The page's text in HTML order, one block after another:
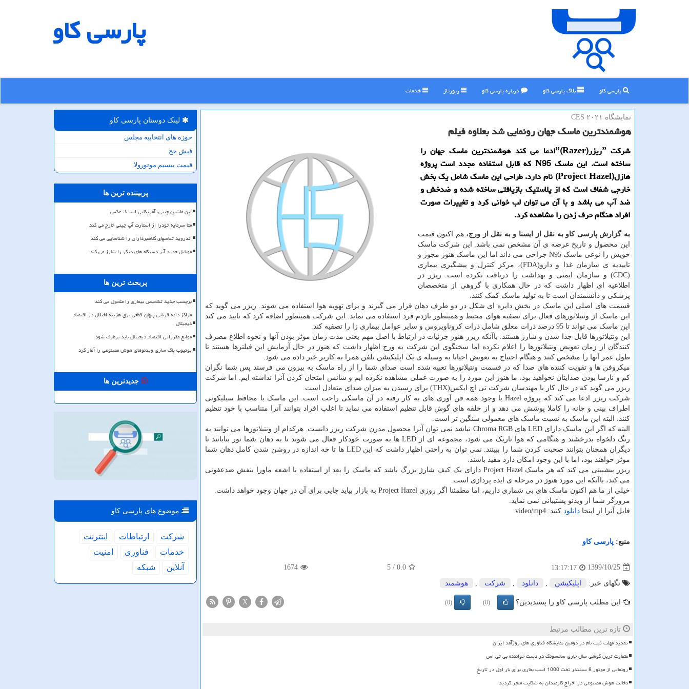
پارسی كاو
پارسی کاو بلاگ پارسی كاو درباره پارسی كاو رپورتاژ خدمات
نمایشگاه CES ۲۰۲۱
هوشمندترین ماسك جهان رونمایی شد بعلاوه فیلم
شرکت ˮریزرˮ(Razer)ادعا می کند هوشمندترین ماسک جهان را
ساخته است. این ماسک N95 که قابل استفاده مجدد است پروژه
هازل(Project Hazel) نام دارد. طراحی این ماسک شامل یک بخش
خارجی شفاف است که از پلاستیک بازیافتی ساخته شده و ضدخش و
ضد آب می باشد و با آن می توان لب خوانی کرد و تغییرات صورت
افراد هنگام حرف زدن را مشاهده کرد.
به گزارش پارسی کاو به نقل از ایسنا و به نقل از ورج،هم اکنون قیمت
این محصول و تاریخ عرضه ی آن مشخص نمی باشد. این شرکت ماسک
خویش را نوعی ماسک N95 جراحی می داند اما این ماسک هنوز مجوز و
تاییدیه ی سازمان غذا و دارو(FDA)، مرکز کنترل و پیشگیری بیماری
(CDC) و سازمان ایمنی و بهداشت را دریافت نکرده است. ریزر در
اطلاعیه ای اظهار داشت که در حال همکاری با گروهی از متخصصان
پزشکی و دانشمندان است تا به تولید ماسک کمک کنند.
قسمت های اصلی این ماسک در بخش دایره ای شکل در دو طرف دهان قرار می گیرند و برای تهویه هوا استفاده می شوند. ریزر می گوید که
این ماسک از ونتیلاتورهای فعال برای تصفیه هوای محیط و همینطور بازدم فرد استفاده می نماید. این شرکت همینطور اضافه کرد که تایید می کند
این ماسک می تواند تا 95 درصد ذرات معلق شامل ذرات کروناویروس و سایر عوامل بیماری زا را تصفیه کند.
این ونتیلاتورها قابل جدا شدن و شارژ هستند. باآنکه ریزر هنوز جزئیات در ارتباط با اصل مهم یعنی مدت زمان موثر بودن آنها و نحوه اطلاع مصرف
کنندگان از زمان تعویض ونتیلاتورها را اعلام نکرده اما سخنگوی این شرکت به ورج اظهار داشت که هنوز در حال آزمایش این فیلترها هستند تا
طول عمر آنها را مشخص کنند و هنگام احتیاج به تعویض احیانا به وسیله ی یک اپلیکیشن تلفن همرا به کاربر خبر داده می شود.
میکروفن ها و تقویت کننده های صدا که در قسمت ونتیلاتورها تعبیه شده است صدای شما را از راه ماسک به بیرون می فرستد پس شما نگران
کم و نارسا بودن صدایتان نخواهید بود. ما هنوز این مورد را به صورت عملی مشاهده نکرده ایم و شانس امتحان کردن آنرا نداشته ایم. اما شرکت
ریزر می گوید که در حال کار با مهندسان شرکت تی اچ ایکس(THX) برای رسیدن به میزان صدای متعادل است.
شرکت ریزر ادعا می کند که پروژه Hazel با وجود همه فن آوری های به کار رفته در آن ماسکی راحت است. این ماسک با محافظ سیلیکونی
اطراف بینی و چانه را کاملا پوشش می دهد و از حلقه های گوش قابل تنظیم استفاده می نماید تا اغلب افراد بتوانند آنرا متناسب با خود تنظیم
کنند. البته این ماسک به نسبت ماسک های معمولی سنگین تر است.
البته که اگر این ماسک دارای LED های Chroma RGB نباشد نمی توان آنرا محصول مدرن شرکت ریزر دانست. هرکدام از ونتیلاتورها می توانند به
رنگ دلخواه بدرخشند و هنگامی که هوا تاریک می شود، مجموعه ای از LED ها به صورت خودکار فعال می شوند تا به دهان شما نور بتابانند تا
دیگران همچنان بتوانند صحبت کردن شما را ببینند. نمی توان به راحتی اظهار داشت که این LED ها تا چه اندازه در روشن شدن کامل دهان شما
موثر خواهند بود، اما با این وجود امکان دارد مفید باشند.
ریزر پیشبینی می کند که هر ماسک Project Hazel دارای یک کیف شارژ بزرگ باشد که ماسک را بعد از استفاده با اشعه ماورا بنفش ضدعفونی
می کند، باآنکه این مورد هنوز در مرحله ی ایده پردازی است.
خیلی از ما هم اکنون ماسک های بی شماری داریم، اما مطمئنا اگر روزی Project Hazel به بازار بیاید جایی برای آن در جهان وجود خواهد داشت.
مرورگر شما از ویدئو پشتیبانی نمی نماید.
فایل آنرا از اینجا دانلود کنید: video/mp4
منبع: پارسی كاو
1399/10/25
13:17:17
0.0
/ 5
1674
تگهای خبر: اپلیكیشن دانلود شركت هوشمند
این مطلب پارسی کاو را پسندیدین؟ (0)
(0)
X
تازه ترین مطالب مرتبط
تمدید مهلت ثبت نام در دومین نمایشگاه فناوری های روزآمد ایران
متفاوت ترین گوشی سال جاری سامسونگ در دست خواننده بی تی اس
رونمایی از موتور 8 سیلندر تخت 1000 اسب بخاری برای بار اول در تاریخ
دخالت هوش مصنوعی در اخراج کارمندان به شکایت منجر گردید
لینک دوستان پارسی كاو
حوزه های انتخابیه مجلس
فیش حج
قیمت بیسیم موتورولا
پربیننده ترین ها
این ماشین چینی، آمریکایی است!، عکس
متا سرمایه خودرا از استارت آپ چینی خارج می کند
اندروید تماسهای کلاهبرداران را شناسایی می کند
موبایل جدید آنر دستگاه های دیگر را شارژ می کند
پربحث ترین ها
برچسب جدید تشخیص بیماری را متحول می کند
مراکز داده قربانی پنهان قطعی برق هزینه اختلال در اقتصاد
دیجیتال
موانع مقرراتی اقتصاد دیجیتال باید برطرف شود
یوتیوب پاک سازی ویدئوهای هوش مصنوعی را آغاز کرد
جدیدترین ها
موضوع های پارسی كاو
شركت ارتباطات
اینترنت
خدمات
فناوری
امنیت
آنلاین
شبكه